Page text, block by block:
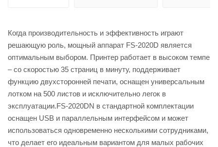
Когда производительность и эффективность играют
решающую роль, мощный аппарат FS-2020D является
оптимальным выбором. Принтер работает в высоком темпе
– со скоростью 35 страниц в минуту, поддерживает
функцию двухсторонней печати, оснащен универсальным
лотком на 500 листов и исключительно легок в
эксплуатации.FS-2020DN в стандартной комплектации
оснащен USB и параллельным интерфейсом и может
использоваться одновременно несколькими сотрудниками,
что делает его идеальным вариантом для малых рабочих